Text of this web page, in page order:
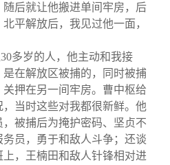
后就让他搬进单间牢房，后
平解放后，我见过他一面，
30多岁的人，他主动和我接
在解放区被捕的，同时被捕
押在另一间牢房。曹中枢给
当时这些对我都很新鲜。他
被捕后为掩护密码、坚贞不
员，勇于和敌人斗争；还谈
，王楠田和敌人针锋相对进